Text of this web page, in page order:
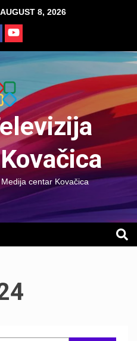
8, 2026
centar Kovačica